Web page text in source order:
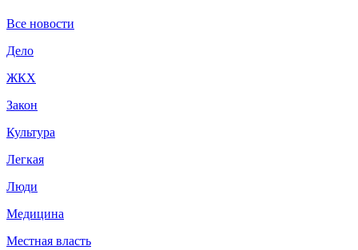
Все новости
Дело
ЖКХ
Закон
Культура
Легкая
Люди
Медицина
Местная власть